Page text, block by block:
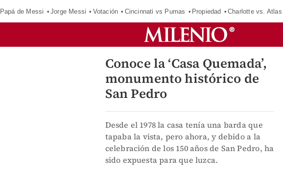
Papá de Messi Jorge Messi Votación Cincinnati vs Pumas Propiedad Charlotte vs. Atlas
Conoce la ‘Casa Quemada’,
monumento histórico de
San Pedro
Desde el 1978 la casa tenía una barda que
tapaba la vista, pero ahora, y debido a la
celebración de los 150 años de San Pedro, ha
sido expuesta para que luzca.